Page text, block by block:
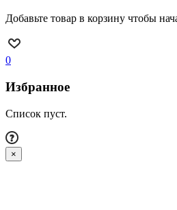
Добавьте товар в корзину чтобы
0
Избранное
Список пуст.
×